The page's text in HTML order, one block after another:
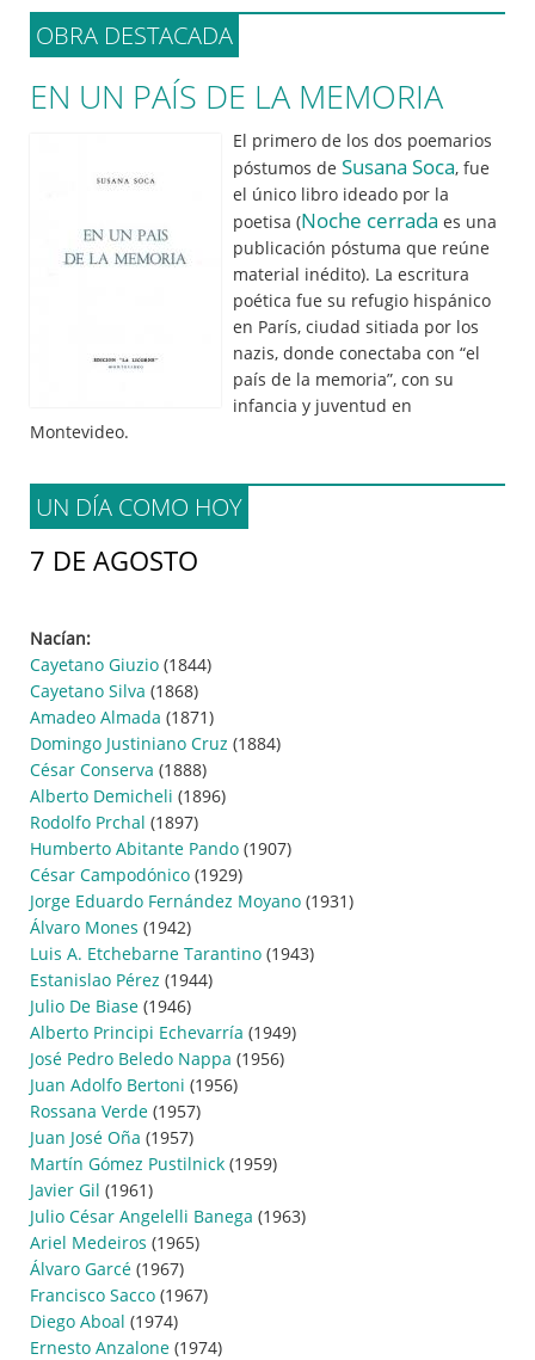
OBRA DESTACADA
EN UN PAÍS DE LA MEMORIA
El primero de los dos poemarios
póstumos de Susana Soca, fue
el único libro ideado por la
poetisa (Noche cerrada es una
publicación póstuma que reúne
material inédito). La escritura
poética fue su refugio hispánico
en París, ciudad sitiada por los
nazis, donde conectaba con “el
país de la memoria”, con su
infancia y juventud en
Montevideo.
UN DÍA COMO HOY
7 DE AGOSTO
Nacían:
Cayetano Giuzio (1844)
Cayetano Silva (1868)
Amadeo Almada (1871)
Domingo Justiniano Cruz (1884)
César Conserva (1888)
Alberto Demicheli (1896)
Rodolfo Prchal (1897)
Humberto Abitante Pando (1907)
César Campodónico (1929)
Jorge Eduardo Fernández Moyano (1931)
Álvaro Mones (1942)
Luis A. Etchebarne Tarantino (1943)
Estanislao Pérez (1944)
Julio De Biase (1946)
Alberto Principi Echevarría (1949)
José Pedro Beledo Nappa (1956)
Juan Adolfo Bertoni (1956)
Rossana Verde (1957)
Juan José Oña (1957)
Martín Gómez Pustilnick (1959)
Javier Gil (1961)
Julio César Angelelli Banega (1963)
Ariel Medeiros (1965)
Álvaro Garcé (1967)
Francisco Sacco (1967)
Diego Aboal (1974)
Ernesto Anzalone (1974)